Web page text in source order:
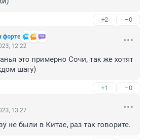
+2 –0
форте
12:22
это примерно Сочи, так же хотят
шагу)
+1 –0
13:27
не были в Китае, раз так говорите.